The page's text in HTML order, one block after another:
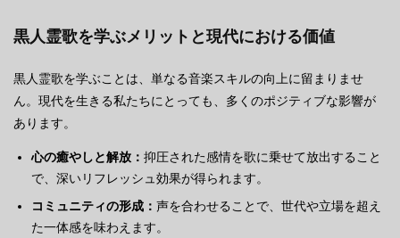
黒人霊歌を学ぶメリットと現代における価値
黒人霊歌を学ぶことは、単なる音楽スキルの向上に留まりませ
ん。現代を生きる私たちにとっても、多くのポジティブな影響が
あります。
心の癒やしと解放： 抑圧された感情を歌に乗せて放出すること
で、深いリフレッシュ効果が得られます。
コミュニティの形成： 声を合わせることで、世代や立場を超え
た一体感を味わえます。